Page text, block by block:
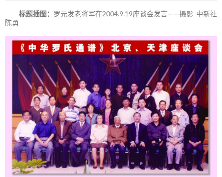
标题插图： 罗元发老将军在2004.9.19座谈会发言——摄影 中新社
陈勇